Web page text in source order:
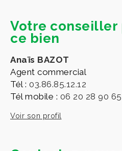
Votre conseiller
ce bien
Anaïs BAZOT
Agent commercial
Tél : 03.86.85.12.12
Tél mobile : 06 20 28 90 65
Voir son profil